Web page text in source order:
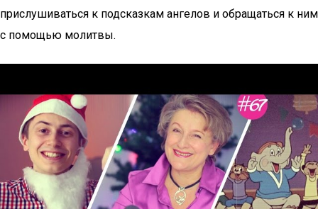
прислушиваться к подсказкам ангелов и обращаться к ним
с помощью молитвы.